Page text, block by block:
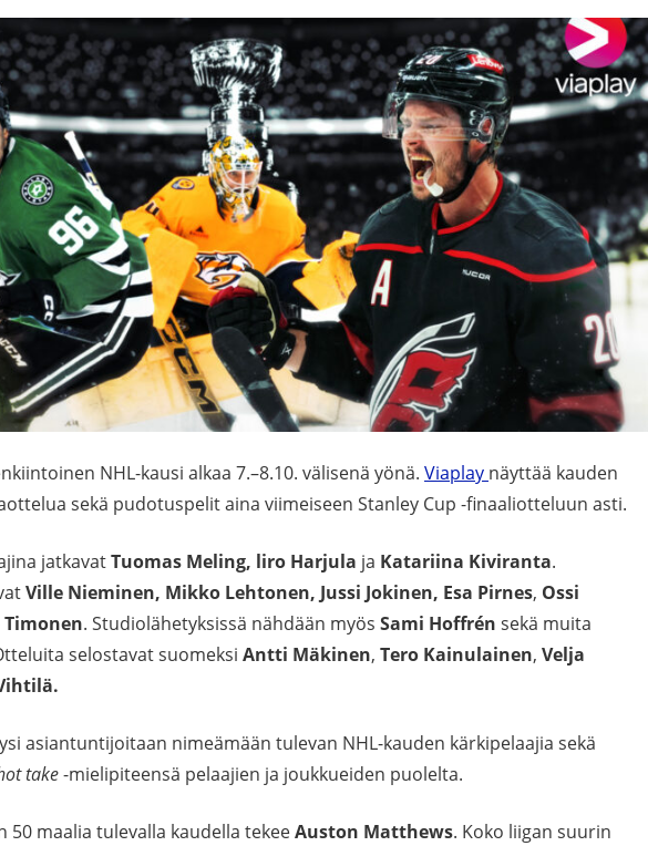
NHL-kausi alkaa 7.–8.10. välisenä yönä. Viaplay näyttää kauden
sekä pudotuspelit aina viimeiseen Stanley Cup -finaaliotteluun asti.
jatkavatTuomas Meling, liro Harjula ja Katariina Kiviranta.
Ville Nieminen, Mikko Lehtonen, Jussi Jokinen, Esa Pirnes, Ossi
. Studiolähetyksissä nähdään myös Sami Hoffrén sekä muita
selostavat suomeksi Antti Mäkinen, Tero Kainulainen, Velja
asiantuntijoitaan nimeämään tulevan NHL-kauden kärkipelaajia sekä
take-mielipiteensä pelaajien ja joukkueiden puolelta.
50 maalia tulevalla kaudella tekeeAuston Matthews. Koko liigan suurin